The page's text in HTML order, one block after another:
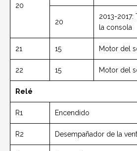
20
20
2013-
la consola
21 15 Motor del
22 15 Motor del
Relé
R1 Encendido
R2 Desempañador de la